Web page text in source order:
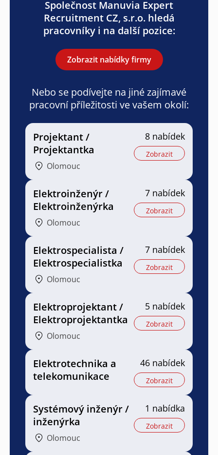
Společnost Manuvia Expert
Recruitment CZ, s.r.o. hledá
pracovníky i na další pozice:
Zobrazit nabídky firmy
Nebo se podívejte na jiné zajímavé
pracovní příležitosti ve vašem okolí:
Projektant /
Projektantka
Olomouc
8 nabídek
Zobrazit
Elektroinženýr /
Elektroinženýrka
Olomouc
7 nabídek
Zobrazit
Elektrospecialista /
Elektrospecialistka
Olomouc
7 nabídek
Zobrazit
Elektroprojektant /
Elektroprojektantka
Olomouc
5 nabídek
Zobrazit
Elektrotechnika a
telekomunikace
46 nabídek
Zobrazit
Systémový inženýr /
inženýrka
Olomouc
1 nabídka
Zobrazit